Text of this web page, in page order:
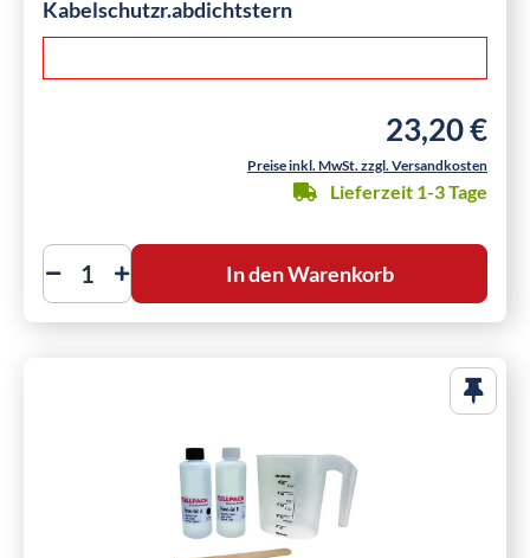
Kabelschutzr.abdichtstern
Regulärer
23,20 €
Preise inkl. MwSt. zzgl. Versandkosten
Lieferzeit 1-3 Tage
In den Warenkorb